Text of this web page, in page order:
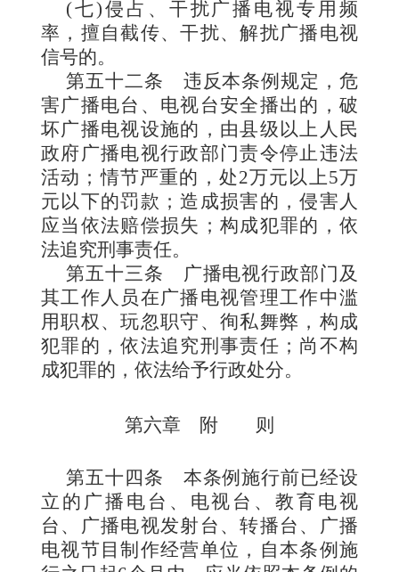
(七)侵占、干扰广播电视专用频
率，擅自截传、干扰、解扰广播电视
信号的。
第五十二条 违反本条例规定，危
害广播电台、电视台安全播出的，破
坏广播电视设施的，由县级以上人民
政府广播电视行政部门责令停止违法
活动；情节严重的，处2万元以上5万
元以下的罚款；造成损害的，侵害人
应当依法赔偿损失；构成犯罪的，依
法追究刑事责任。
第五十三条 广播电视行政部门及
其工作人员在广播电视管理工作中滥
用职权、玩忽职守、徇私舞弊，构成
犯罪的，依法追究刑事责任；尚不构
成犯罪的，依法给予行政处分。
第六章 附 则
第五十四条 本条例施行前已经设
立的广播电台、电视台、教育电视
台、广播电视发射台、转播台、广播
电视节目制作经营单位，自本条例施